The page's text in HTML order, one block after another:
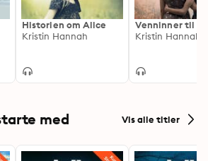
Historien om Alice
Kristin Hannah
Venninner til
Kristin Hannah
med Vis alle titler